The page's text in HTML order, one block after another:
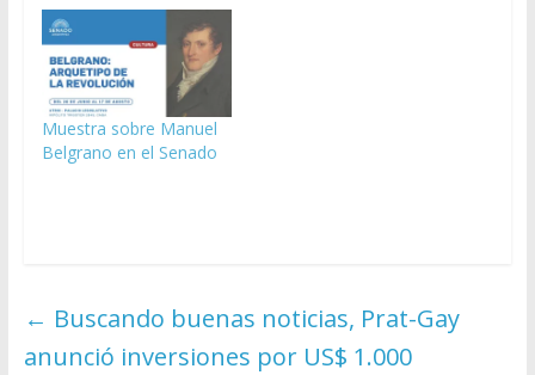
Muestra sobre Manuel
Belgrano en el Senado
← Buscando buenas noticias, Prat-Gay
anunció inversiones por US$ 1.000